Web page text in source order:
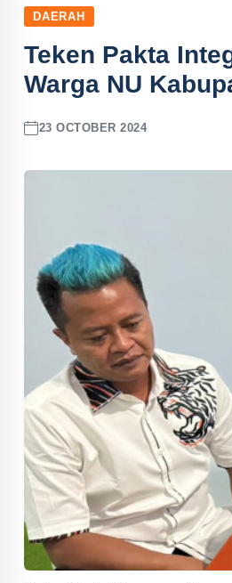
DAERAH
Teken Pakta
Warga NU
23 OCTOBER 2024